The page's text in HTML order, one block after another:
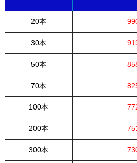
20本
30本
50本
70本
100本
200本
300本